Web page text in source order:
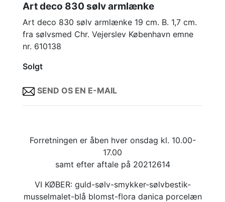
Art deco 830 sølv armlænke
Art deco 830 sølv armlænke 19 cm. B. 1,7 cm.
fra sølvsmed Chr. Vejerslev København emne
nr. 610138
Solgt
SEND OS EN E-MAIL
Forretningen er åben hver onsdag kl. 10.00-
17.00
samt efter aftale på 20212614
VI KØBER: guld-sølv-smykker-sølvbestik-
musselmalet-blå blomst-flora danica porcelæn